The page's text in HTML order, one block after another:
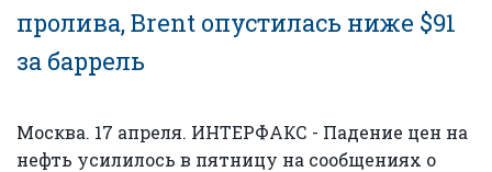
пролива, Brent опустилась ниже $91
за баррель
Москва. 17 апреля. ИНТЕРФАКС - Падение цен на
нефть усилилось в пятницу на сообщениях о